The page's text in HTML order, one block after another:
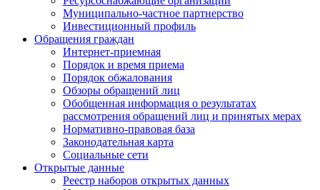
Муниципально-частное партнерство
Инвестиционный профиль
Обращения граждан
Интернет-приемная
Порядок и время приема
Порядок обжалования
Обзоры обращений лиц
Обобщенная информация о результатах
рассмотрения обращений лиц и принятых мерах
Нормативно-правовая база
Законодательная карта
Социальные сети
Открытые данные
Реестр наборов открытых данных